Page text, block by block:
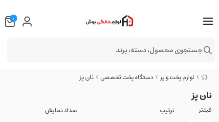
لوازم پخت و پز دستگاه پخت تخصصی نان پز
نان پز
فیلتر ترتیب تعداد نمایش
0
جستجوی محصول، دسته، برند...